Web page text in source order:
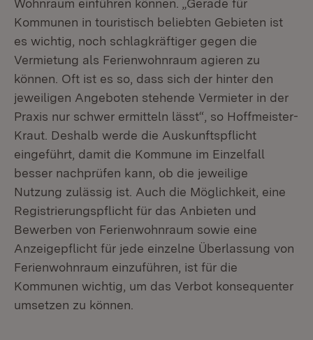
Wohnraum einführen können. „Gerade für
Kommunen in touristisch beliebten Gebieten ist
es wichtig, noch schlagkräftiger gegen die
Vermietung als Ferienwohnraum agieren zu
können. Oft ist es so, dass sich der hinter den
jeweiligen Angeboten stehende Vermieter in der
Praxis nur schwer ermitteln lässt“, so Hoffmeister-
Kraut. Deshalb werde die Auskunftspflicht
eingeführt, damit die Kommune im Einzelfall
besser nachprüfen kann, ob die jeweilige
Nutzung zulässig ist. Auch die Möglichkeit, eine
Registrierungspflicht für das Anbieten und
Bewerben von Ferienwohnraum sowie eine
Anzeigepflicht für jede einzelne Überlassung von
Ferienwohnraum einzuführen, ist für die
Kommunen wichtig, um das Verbot konsequenter
umsetzen zu können.